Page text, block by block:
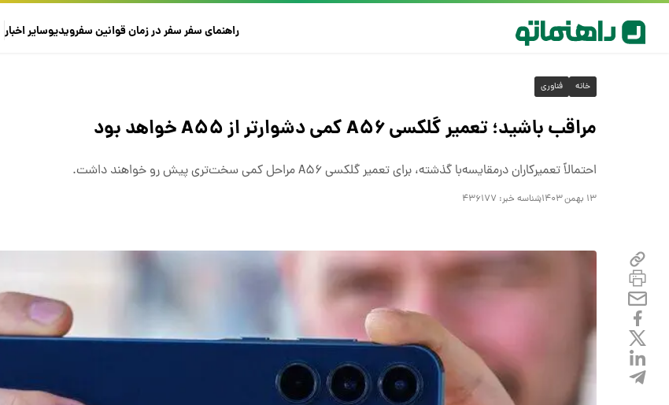
راهنمای سفرسفر در زمانقوانین سفرویدیوسایراخبار
خانه فناوری
مراقب باشید؛ تعمیر گلکسی A۵۶ کمی دشوارتر از A۵۵ خواهد بود
احتمالاً تعمیرکاران درمقایسه‌با گذشته، برای تعمیر گلکسی A۵۶ مراحل کمی سخت‌تری پیش‌ رو خواهند داشت.
۱۳ بهمن ۱۴۰۳ شناسه خبر: ۴۳۶۱۷۷